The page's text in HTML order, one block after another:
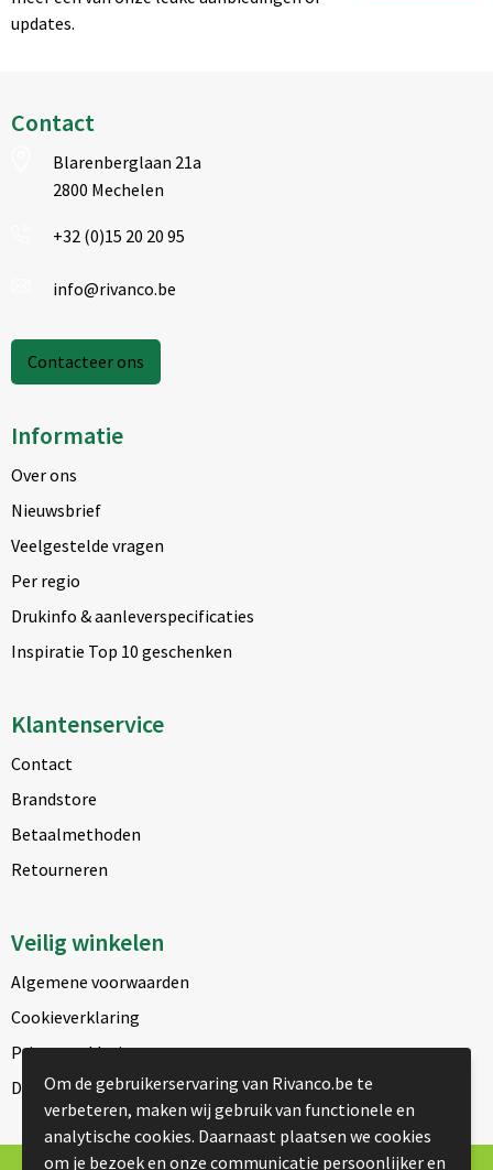
updates.
Contact
Blarenberglaan 21a
2800 Mechelen
+32 (0)15 20 20 95
info@rivanco.be
Contacteer ons
Informatie
Over ons
Nieuwsbrief
Veelgestelde vragen
Per regio
Drukinfo & aanleverspecificaties
Inspiratie Top 10 geschenken
Klantenservice
Contact
Brandstore
Betaalmethoden
Retourneren
Veilig winkelen
Algemene voorwaarden
Cookieverklaring
Privacyverklaring
Disclaimer
Om de gebruikerservaring van Rivanco.be te
verbeteren, maken wij gebruik van functionele en
analytische cookies. Daarnaast plaatsen we cookies
om je bezoek en onze communicatie persoonlijker en